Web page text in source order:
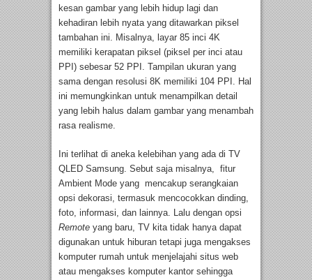
kesan gambar yang lebih hidup lagi dan
kehadiran lebih nyata yang ditawarkan piksel
tambahan ini. Misalnya, layar 85 inci 4K
memiliki kerapatan piksel (piksel per inci atau
PPI) sebesar 52 PPI. Tampilan ukuran yang
sama dengan resolusi 8K memiliki 104 PPI. Hal
ini memungkinkan untuk menampilkan detail
yang lebih halus dalam gambar yang menambah
rasa realisme.
Ini terlihat di aneka kelebihan yang ada di TV
QLED Samsung. Sebut saja misalnya, fitur
Ambient Mode yang mencakup serangkaian
opsi dekorasi, termasuk mencocokkan dinding,
foto, informasi, dan lainnya. Lalu dengan opsi
Remote yang baru, TV kita tidak hanya dapat
digunakan untuk hiburan tetapi juga mengakses
komputer rumah untuk menjelajahi situs web
atau mengakses komputer kantor sehingga